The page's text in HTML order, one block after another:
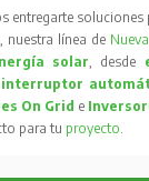
entregarte
nuestra línea de
solar , desde
interruptor
On Grid e
para tu proyecto